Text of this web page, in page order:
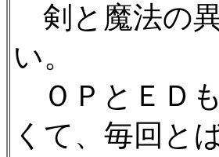
剣と魔法の
い。
ＯＰとＥＤ
くて、毎回と